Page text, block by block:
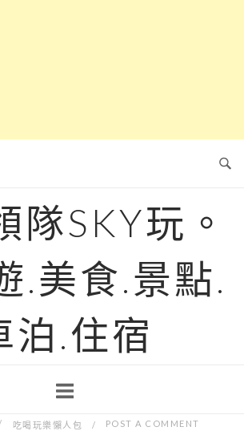
隊SKY玩。
.美食.景點.
泊.住宿
吃喝玩樂懶人包 POST A COMMENT